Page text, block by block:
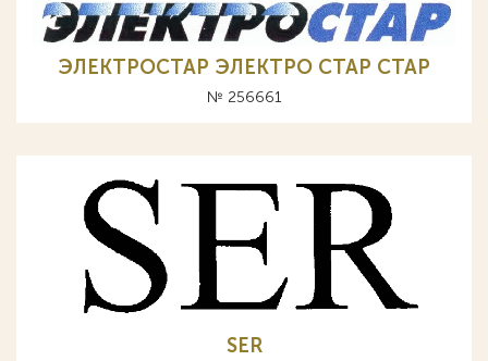
ЭЛЕКТРОСТАР ЭЛЕКТРО СТАР CTAP
№ 256661
SER